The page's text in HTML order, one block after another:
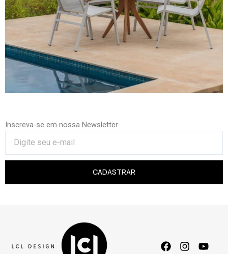
Inscreva-se em nossa Newsletter
CADASTRAR